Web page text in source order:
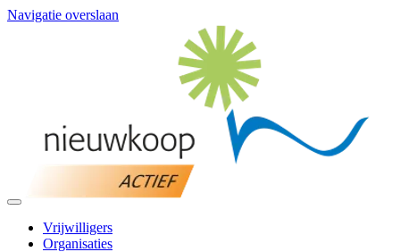
Navigatie overslaan
Vrijwilligers
Organisaties